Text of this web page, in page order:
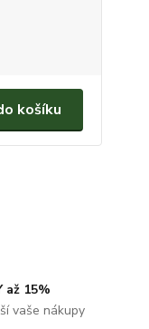
košíku
až 15%
vaše nákupy